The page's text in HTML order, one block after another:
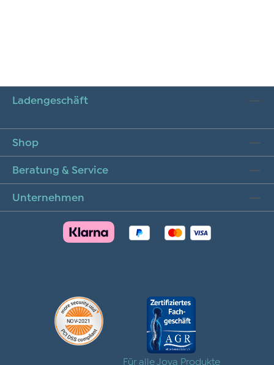
Ladengeschäft
Shop
Beratung & Service
Unternehmen
Für alle Joya Produkte